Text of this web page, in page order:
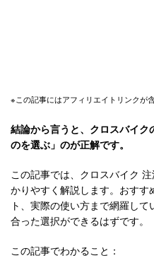
※この記事にはアフィリエイトリンクが
結論から言うと、クロスバイ
のを選ぶ」のが正解です。
この記事では、クロスバイク
かりやすく解説します。おす
ト、実際の使い方まで網羅し
合った選択ができるはずです。
この記事でわかること：